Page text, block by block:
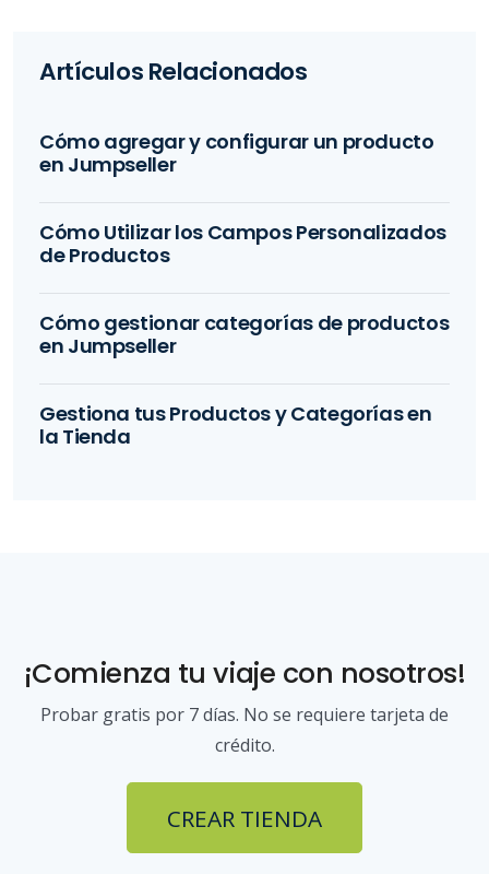
Artículos Relacionados
Cómo agregar y configurar un producto
en Jumpseller
Cómo Utilizar los Campos Personalizados
de Productos
Cómo gestionar categorías de productos
en Jumpseller
Gestiona tus Productos y Categorías en
la Tienda
¡Comienza tu viaje con nosotros!
Probar gratis por 7 días. No se requiere tarjeta de
crédito.
CREAR TIENDA